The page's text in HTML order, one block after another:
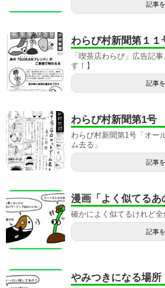
記事
わらび村新聞第１１
「喫茶店わらび」広告記
す！】
記事
わらび村新聞第1号
わらび村新聞第1号「オー
ム去る」
記事
漫画「よく似てるあ
確かによく似てるけれど全
記事
やみつきになる場所